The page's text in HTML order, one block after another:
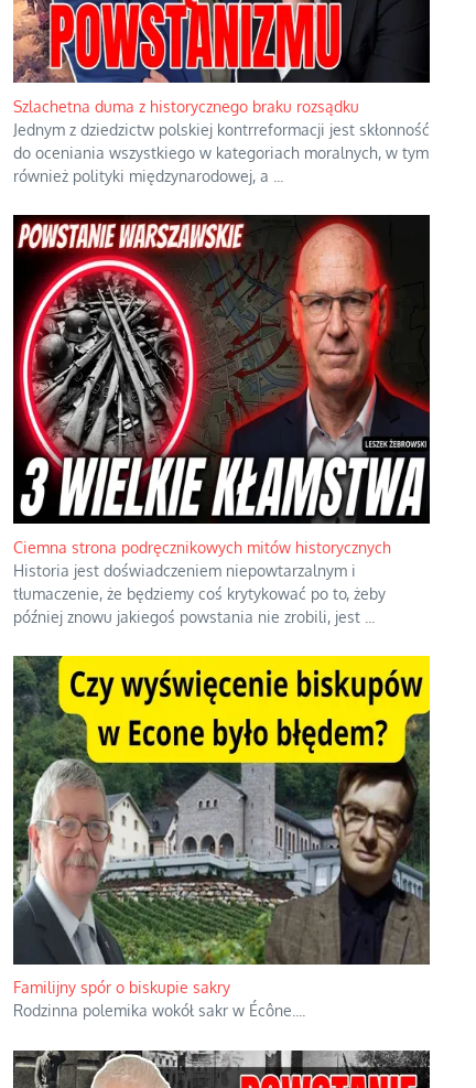
Szlachetna duma z historycznego braku rozsądku
Jednym z dziedzictw polskiej kontrreformacji jest skłonność
do oceniania wszystkiego w kategoriach moralnych, w tym
również polityki międzynarodowej, a
Ciemna strona podręcznikowych mitów historycznych
Historia jest doświadczeniem niepowtarzalnym i
tłumaczenie, że będziemy coś krytykować po to, żeby
później znowu jakiegoś powstania nie zrobili, jest
Familijny spór o biskupie sakry
Rodzinna polemika wokół sakr w Écône.